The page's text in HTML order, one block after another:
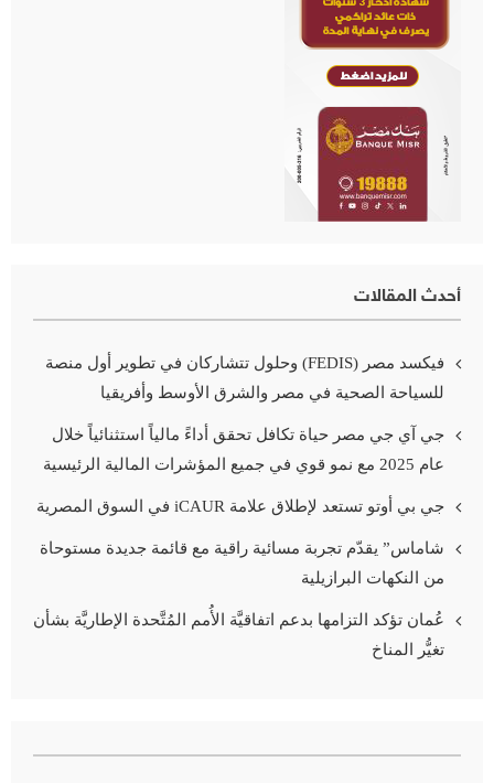
أحدث المقالات
فيكسد مصر (FEDIS) وحلول تتشاركان في تطوير أول منصة
للسياحة الصحية في مصر والشرق الأوسط وأفريقيا
جي آي جي مصر حياة تكافل تحقق أداءً مالياً استثنائياً خلال
عام 2025 مع نمو قوي في جميع المؤشرات المالية الرئيسية
جي بي أوتو تستعد لإطلاق علامة iCAUR في السوق المصرية
شاماس” يقدّم تجربة مسائية راقية مع قائمة جديدة مستوحاة
من النكهات البرازيلية
عُمان تؤكد التزامها بدعم اتفاقيَّة الأُمم المُتَّحدة الإطاريَّة بشأن
تغيُّر المناخ